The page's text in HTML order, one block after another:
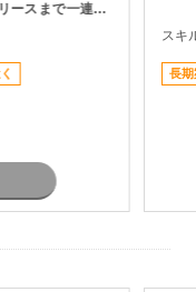
ースまで一連の
の改修や機能追
フェーズに関わ
システム全体を
いただきます。
スキ
長期